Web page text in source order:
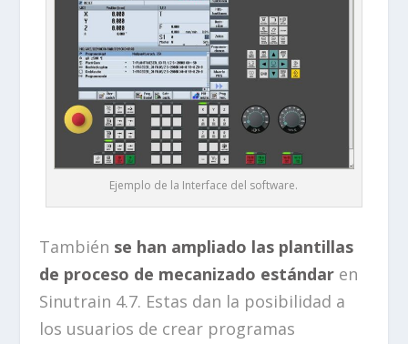
Ejemplo de la Interface del software.
También se han ampliado las plantillas
de proceso de mecanizado estándar en
Sinutrain 4.7. Estas dan la posibilidad a
los usuarios de crear programas